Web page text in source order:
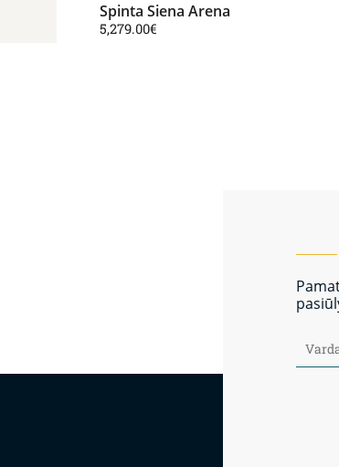
Spinta Siena Arena
5,279.00€